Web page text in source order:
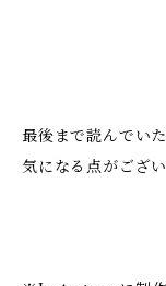
最後まで読んでい
気になる点がござ